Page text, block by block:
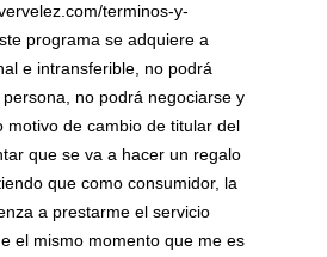
terminos-y-
programa se adquiere a
e intransferible, no podrá
no podrá negociarse y
motivo de cambio de titular del
que se va a hacer un regalo
que como consumidor, la
a prestarme el servicio
el mismo momento que me es